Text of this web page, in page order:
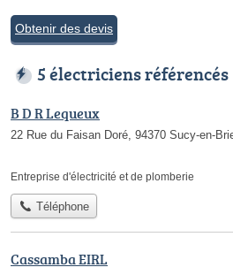
Obtenir des devis
5 électriciens référencés
B D R Lequeux
22 Rue du Faisan Doré, 94370 Sucy-en-
Entreprise d'électricité et de plomberie
Téléphone
Cassamba EIRL